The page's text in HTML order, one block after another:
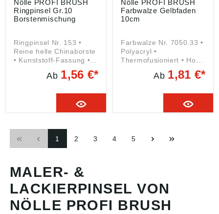
Nölle PROFI BRUSH
Ringpinsel Gr.10
Borstenmischung
Ringpinsel Nr. 153 •
Reine helle Chinaborste
• Kunststoff-Fassung •
dnung ((EU) 2023/998):
Bürsten- & Pinseltechnik
42327 Wuppertal, DE,
info@n-p-b.de
Ab 1,56 €*
Nölle PROFI BRUSH
Farbwalze Gelbfaden
10cm
Farbwalze Nr. 7050.33 •
Polyacryl •
Thermofusioniert • Hohe
Farbaufnahme und -
Angaben gemäß
Produktsicherheitsveror
dnung ((EU) 2023/998):
e.K., Simonshöfchen 57,
Ab 1,81 €*
1 2 3 4 5
MALER- &
LACKIERPINSEL VON
NÖLLE PROFI BRUSH